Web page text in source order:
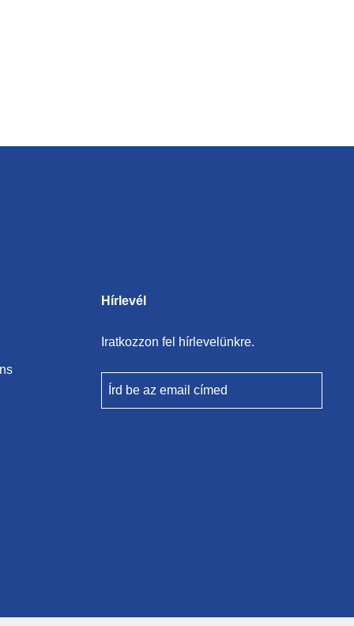
Hírlevél
Iratkozzon fel hírlevelünkre.
Írd be az email címed